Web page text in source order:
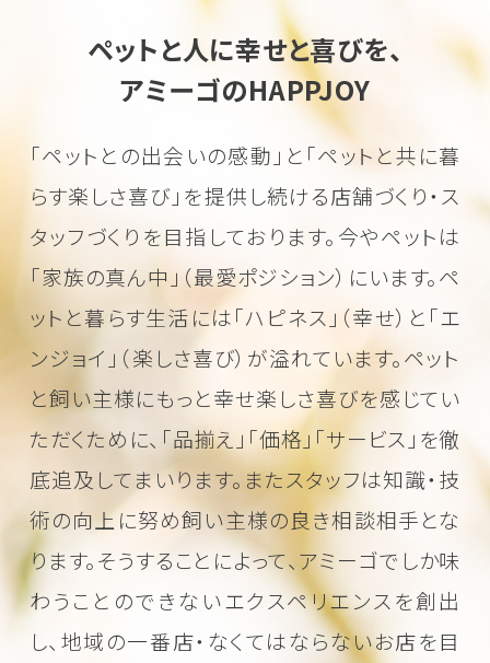
ペットと人に幸せと喜びを、
アミーゴのHAPPJOY
「ペットとの出会いの感動」と「ペットと共に暮
らす楽しさ喜び」を提供し続ける店舗づくり・ス
タッフづくりを目指しております。 今やペットは
「家族の真ん中」（最愛ポジション）にいます。ペ
ットと暮らす生活には「ハピネス」（幸せ）と「エ
ンジョイ」（楽しさ喜び）が溢れています。ペット
と飼い主様にもっと幸せ楽しさ喜びを感じてい
ただくために、 「品揃え」「価格」「サービス」を徹
底追及してまいります。またスタッフは知識・技
術の向上に努め飼い主様の良き相談相手とな
ります。そうすることによって、アミーゴでしか味
わうことのできないエクスペリエンスを創出
し、地域の一番店・なくてはならないお店を目